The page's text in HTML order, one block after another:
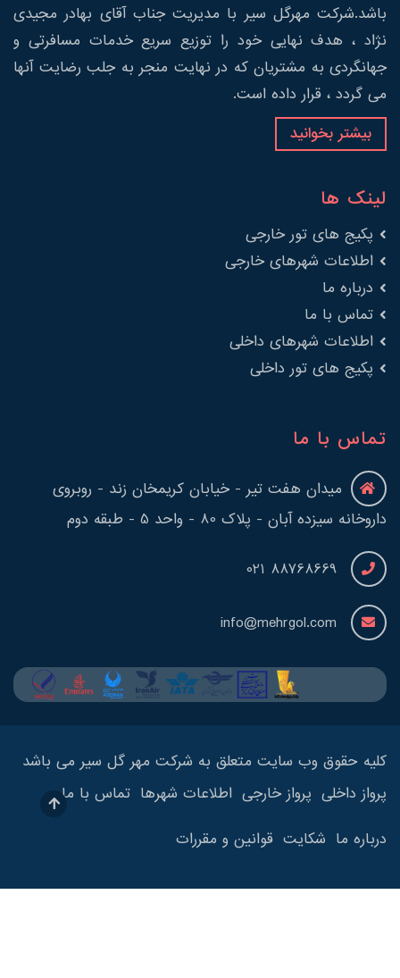
باشد.شرکت مهرگل سیر با مدیریت جناب آقای بهادر مجیدی
نژاد ، هدف نهایی خود را توزیع سریع خدمات مسافرتی و
جهانگردی به مشتریان که در نهایت منجر به جلب رضایت آنها
می گردد ، قرار داده است.
بیشتر بخوانید
لینک ها
پکیج های تور خارجی
اطلاعات شهرهای خارجی
درباره ما
تماس با ما
اطلاعات شهرهای داخلی
پکیج های تور داخلی
تماس با ما
میدان هفت تیر - خیابان کریمخان زند - روبروی
داروخانه سیزده آبان - پلاک 80 - واحد 5 - طبقه دوم
88768669 021
info@mehrgol.com
کلیه حقوق وب سایت متعلق به شرکت مهر گل سیر می باشد
پرواز داخلی پرواز خارجی اطلاعات شهرها تماس با ما
درباره ما شکایت قوانین و مقررات